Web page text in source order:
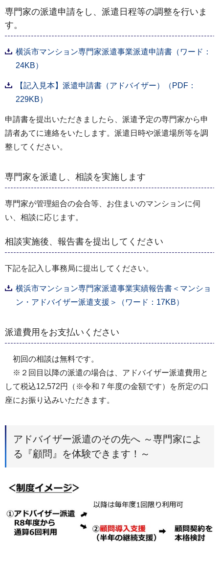
専門家の派遣申請をし、派遣日程等の調整を行いま
す。
横浜市マンション専門家派遣事業派遣申請書（ワード：
24KB）
【記入見本】派遣申請書（アドバイザー）（PDF：
229KB）
申請書を提出いただきましたら、派遣予定の専門家から申
請者あてに連絡をいたします。派遣日時や派遣場所等を調
整してください。
専門家を派遣し、相談を実施します
専門家が管理組合の会合等、お住まいのマンションに伺
い、相談に応じます。
相談実施後、報告書を提出してください
下記を記入し事務局に提出してください。
横浜市マンション専門家派遣事業実績報告書＜マンショ
ン・アドバイザー派遣支援＞（ワード：17KB）
派遣費用をお支払いください
初回の相談は無料です。
※２回目以降の派遣の場合は、アドバイザー派遣費用と
して税込12,572円（※令和７年度の金額です）を所定の口
座にお振り込みいただきます。
アドバイザー派遣のその先へ ～専門家によ
る『顧問』を体験できます！～